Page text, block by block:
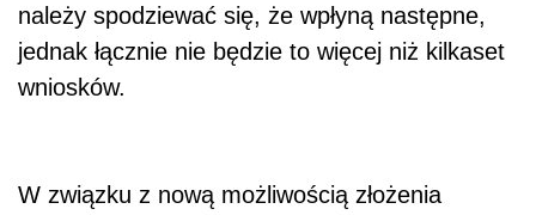
należy spodziewać się, że wpłyną następne,
jednak łącznie nie będzie to więcej niż kilkaset
wniosków.
W związku z nową możliwością złożenia